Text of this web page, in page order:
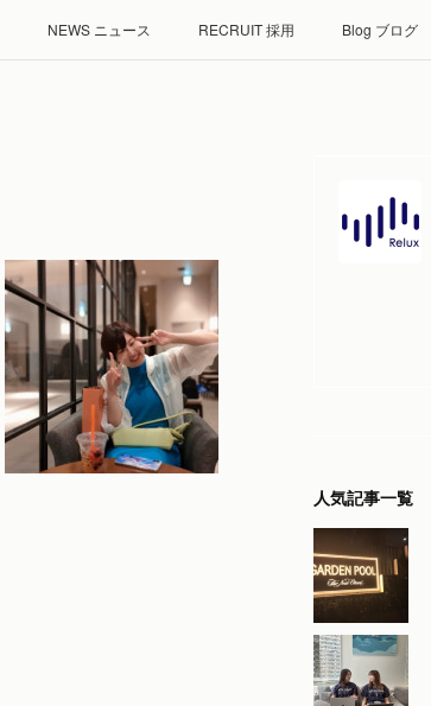
NEWS ニュース RECRUIT 採用 Blog ブログ
人気記事一覧